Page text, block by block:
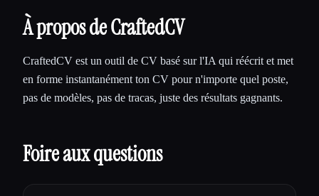
À propos de CraftedCV
CraftedCV est un outil de CV basé sur l'IA qui réécrit et met
en forme instantanément ton CV pour n'importe quel poste,
pas de modèles, pas de tracas, juste des résultats gagnants.
Foire aux questions